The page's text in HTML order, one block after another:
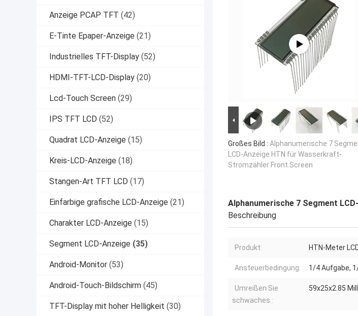
Anzeige PCAP TFT (42)
E-Tinte Epaper-Anzeige (21)
Industrielles TFT-Display (52)
HDMI-TFT-LCD-Display (20)
Lcd-Touch Screen (29)
IPS TFT LCD (52)
Quadrat LCD-Anzeige (15)
Kreis-LCD-Anzeige (18)
Stangen-Art TFT LCD (17)
Einfarbige grafische LCD-Anzeige (21)
Charakter LCD-Anzeige (15)
Segment LCD-Anzeige (35)
Android-Monitor (53)
Android-Touch-Bildschirm (45)
TFT-Display mit hoher Helligkeit (30)
Großes Bild : Alphanumerische 7
LCD-Anzeige HTN für Wasserkraft-
Stromzähler Front Screen
Alphanumerische 7 Segment
Beschreibung
Produkt: HTN-Meter
Ansteuerbedingung: 1/4 Aufgabe,
Umreißen Sie
schwaches.:
59x25x2.85